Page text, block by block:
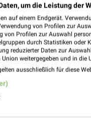
Wiesloch
1
- 20:00 Uhr |
um die Leistung der
auf einem Endgerät.
von Profilen zur
von Profilen zur Auswahl
durch Statistiken oder
reduzierter Daten zur
weitergegeben und in die
ausschließlich für diese